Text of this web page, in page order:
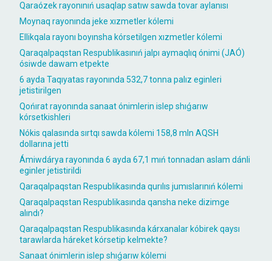
Qaraózek rayonınıń usaqlap satıw sawda tovar aylanısı
Moynaq rayonında jeke xızmetler kólemi
Ellikqala rayonı boyınsha kórsetilgen xızmetler kólemi
Qaraqalpaqstan Respublikasınıń jalpı aymaqlıq ónimi (JAÓ)
ósiwde dawam etpekte
6 ayda Taqıyatas rayonında 532,7 tonna palız eginleri
jetistirilgen
Qońırat rayonında sanaat ónimlerin islep shıǵarıw
kórsetkishleri
Nókis qalasında sırtqı sawda kólemi 158,8 mln AQSH
dollarına jetti
Ámiwdárya rayonında 6 ayda 67,1 mıń tonnadan aslam dánli
eginler jetistirildi
Qaraqalpaqstan Respublikasında qurılıs jumıslarınıń kólemi
Qaraqalpaqstan Respublikasında qansha neke dizimge
alındı?
Qaraqalpaqstan Respublikasında kárxanalar kóbirek qaysı
tarawlarda háreket kórsetip kelmekte?
Sanaat ónimlerin islep shıǵarıw kólemi